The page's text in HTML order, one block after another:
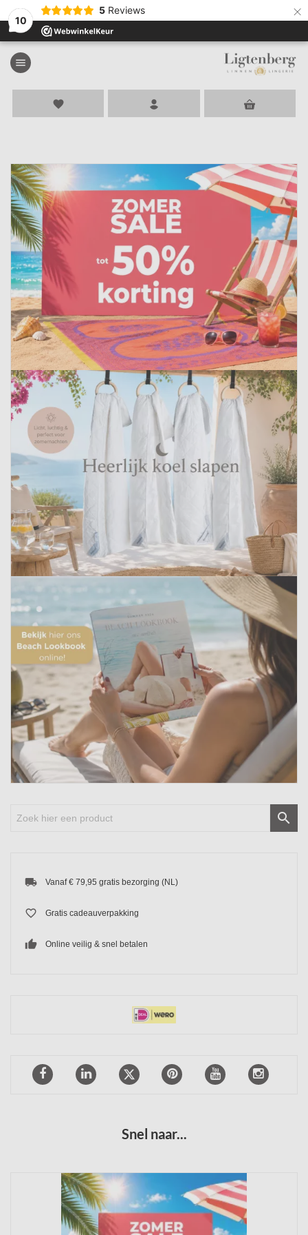
10
5 Reviews ×
menu
favorite

local_shipping Vanaf € 79,95 gratis bezorging (NL)
favorite_border Gratis cadeauverpakking
thumb_up Online veilig & snel betalen
Snel naar...